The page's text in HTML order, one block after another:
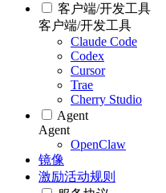
客户端/开发工具
客户端/开发工具
Claude Code
Codex
Cursor
Trae
Cherry Studio
Agent
Agent
OpenClaw
镜像
激励活动规则